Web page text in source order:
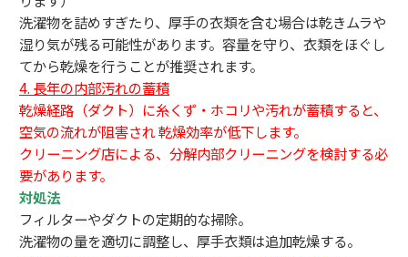
洗濯物を詰めすぎたり、厚手の衣類を含む場合は乾きムラや
湿り気が残る可能性があります。容量を守り、衣類をほぐし
てから乾燥を行うことが推奨されます。
4. 長年の内部汚れの蓄積
乾燥経路（ダクト）に糸くず・ホコリや汚れが蓄積すると、
空気の流れが阻害され 乾燥効率が低下します。
クリーニング店による、分解内部クリーニングを検討する必
要があります。
対処法
フィルターやダクトの定期的な掃除。
洗濯物の量を適切に調整し、厚手衣類は追加乾燥する。